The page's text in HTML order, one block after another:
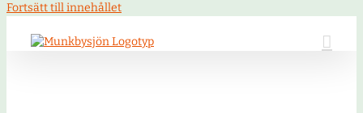
Fortsätt till innehållet